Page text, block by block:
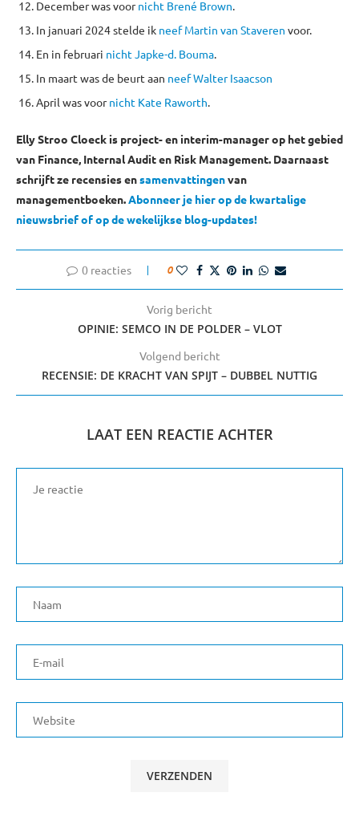
December was voornicht Brené Brown.
In januari 2024 stelde ik neef Martin van Staveren voor.
En in februari nicht Japke-d. Bouma.
In maart was de beurt aan neef Walter Isaacson
April was voornicht Kate Raworth.
Elly Stroo Cloeck is project- en interim-manager op het gebied
van Finance, Internal Audit en Risk Management. Daarnaast
schrijft ze recensies ensamenvattingenvan
managementboeken.Abonneer je hier op de kwartalige
nieuwsbrief of op de wekelijkse blog-updates!
0 reacties 0
Vorig bericht
OPINIE: SEMCO IN DE POLDER – VLOT
Volgend bericht
RECENSIE: DE KRACHT VAN SPIJT – DUBBEL NUTTIG
LAAT EEN REACTIE ACHTER